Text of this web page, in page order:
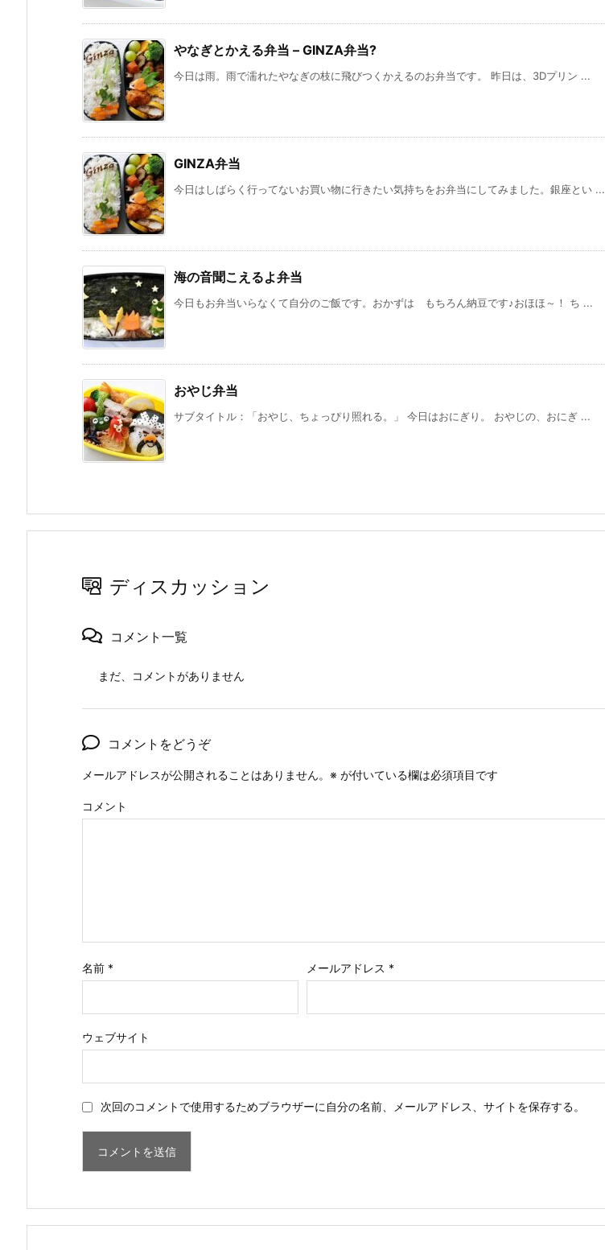
やなぎとかえる弁当 – GINZA弁当?
今日は雨。雨で濡れたやなぎの枝に飛びつくかえるのお弁当です。 昨日は、3Dプリン ...
GINZA弁当
今日はしばらく行ってないお買い物に行きたい気持ちをお弁当にしてみました。銀座とい ...
海の音聞こえるよ弁当
今日もお弁当いらなくて自分のご飯です。おかずは もちろん納豆です♪おほほ～！ ち ...
おやじ弁当
サブタイトル：「おやじ、ちょっぴり照れる。」 今日はおにぎり。 おやじの、おにぎ ...
ディスカッション
コメント一覧
まだ、コメントがありません
コメントをどうぞ
メールアドレスが公開されることはありません。 ※ が付いている欄は必須項目です
コメント
名前 * メールアドレス *
ウェブサイト
次回のコメントで使用するためブラウザーに自分の名前、メールアドレス、サイトを保存する。